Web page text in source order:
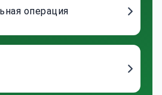
операция